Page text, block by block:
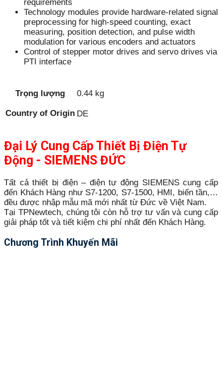
requirements
Technology modules provide hardware-related signal
preprocessing for high-speed counting, exact
measuring, position detection, and pulse width
modulation for various encoders and actuators
Control of stepper motor drives and servo drives via
PTI interface
Trọng lượng 0.44 kg
Country of Origin DE
Đại Lý Cung Cấp Thiết Bị Điện Tự
Động - SIEMENS ĐỨC
Tất cả thiết bị điện – điện tự động SIEMENS cung cấp
đến Khách Hàng như S7-1200, S7-1500, HMI, biến tần,…
đều được nhập mẫu mã mới nhất từ Đức về Việt Nam.
Tại TPNewtech, chúng tôi còn hỗ trợ tư vấn và cung cấp
giải pháp tốt và tiết kiệm chi phí nhất đến Khách Hàng.
Chương Trình Khuyến Mãi